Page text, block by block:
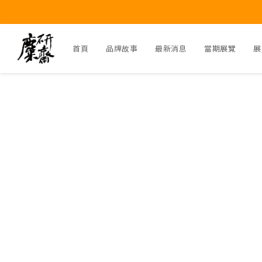
首頁 品牌故事 最新消息 當期展覽